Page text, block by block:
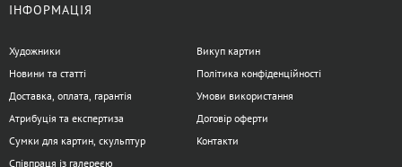
ІНФОРМАЦІЯ
Художники
Новини та статті
Доставка, оплата, гарантія
Атрибуція та експертиза
Сумки для картин, скульптур
Співпраця із галереєю
Викуп картин
Політика конфіденційності
Умови використання
Договір оферти
Контакти